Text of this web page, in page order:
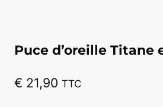
Puce d’oreille Titane
€ 21,90 TTC